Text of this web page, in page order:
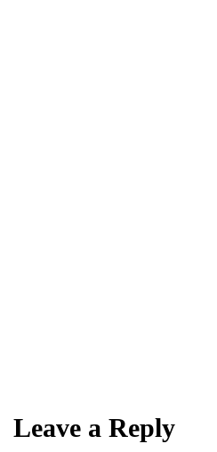
Abu Umar
Leave a Reply